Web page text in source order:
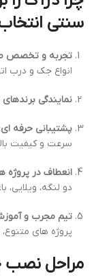
سنتی
تجربه و تخصص
انواع جک و درب
نمایندگی برندهای
پشتیبانی حرفه ای
سرعت و کیفیت
انعطاف در پروژه
دو لنگه،
تیم مجرب و
پروژه های
مراحل نصب